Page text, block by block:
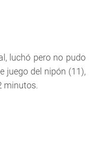
luchó pero no pudo
juego del nipón (11),
minutos.